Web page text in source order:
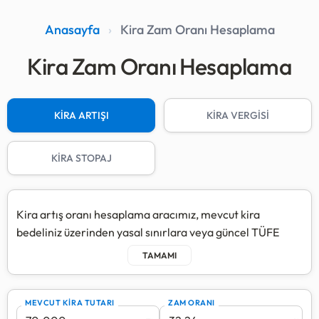
Anasayfa › Kira Zam Oranı Hesaplama
Kira Zam Oranı Hesaplama
KİRA ARTIŞI KİRA VERGİSİ
KİRA STOPAJ
Kira artış oranı hesaplama aracımız, mevcut kira
bedeliniz üzerinden yasal sınırlara veya güncel TÜFE
oranlarına göre yeni kira tutarınızı saniyeler içinde
motorumuz sayesinde hem bir sonraki dönem kiranızı
görebilir hem de5 yıllık kira artış planıile gelecek
MEVCUT KİRA TUTARI
ZAM ORANI